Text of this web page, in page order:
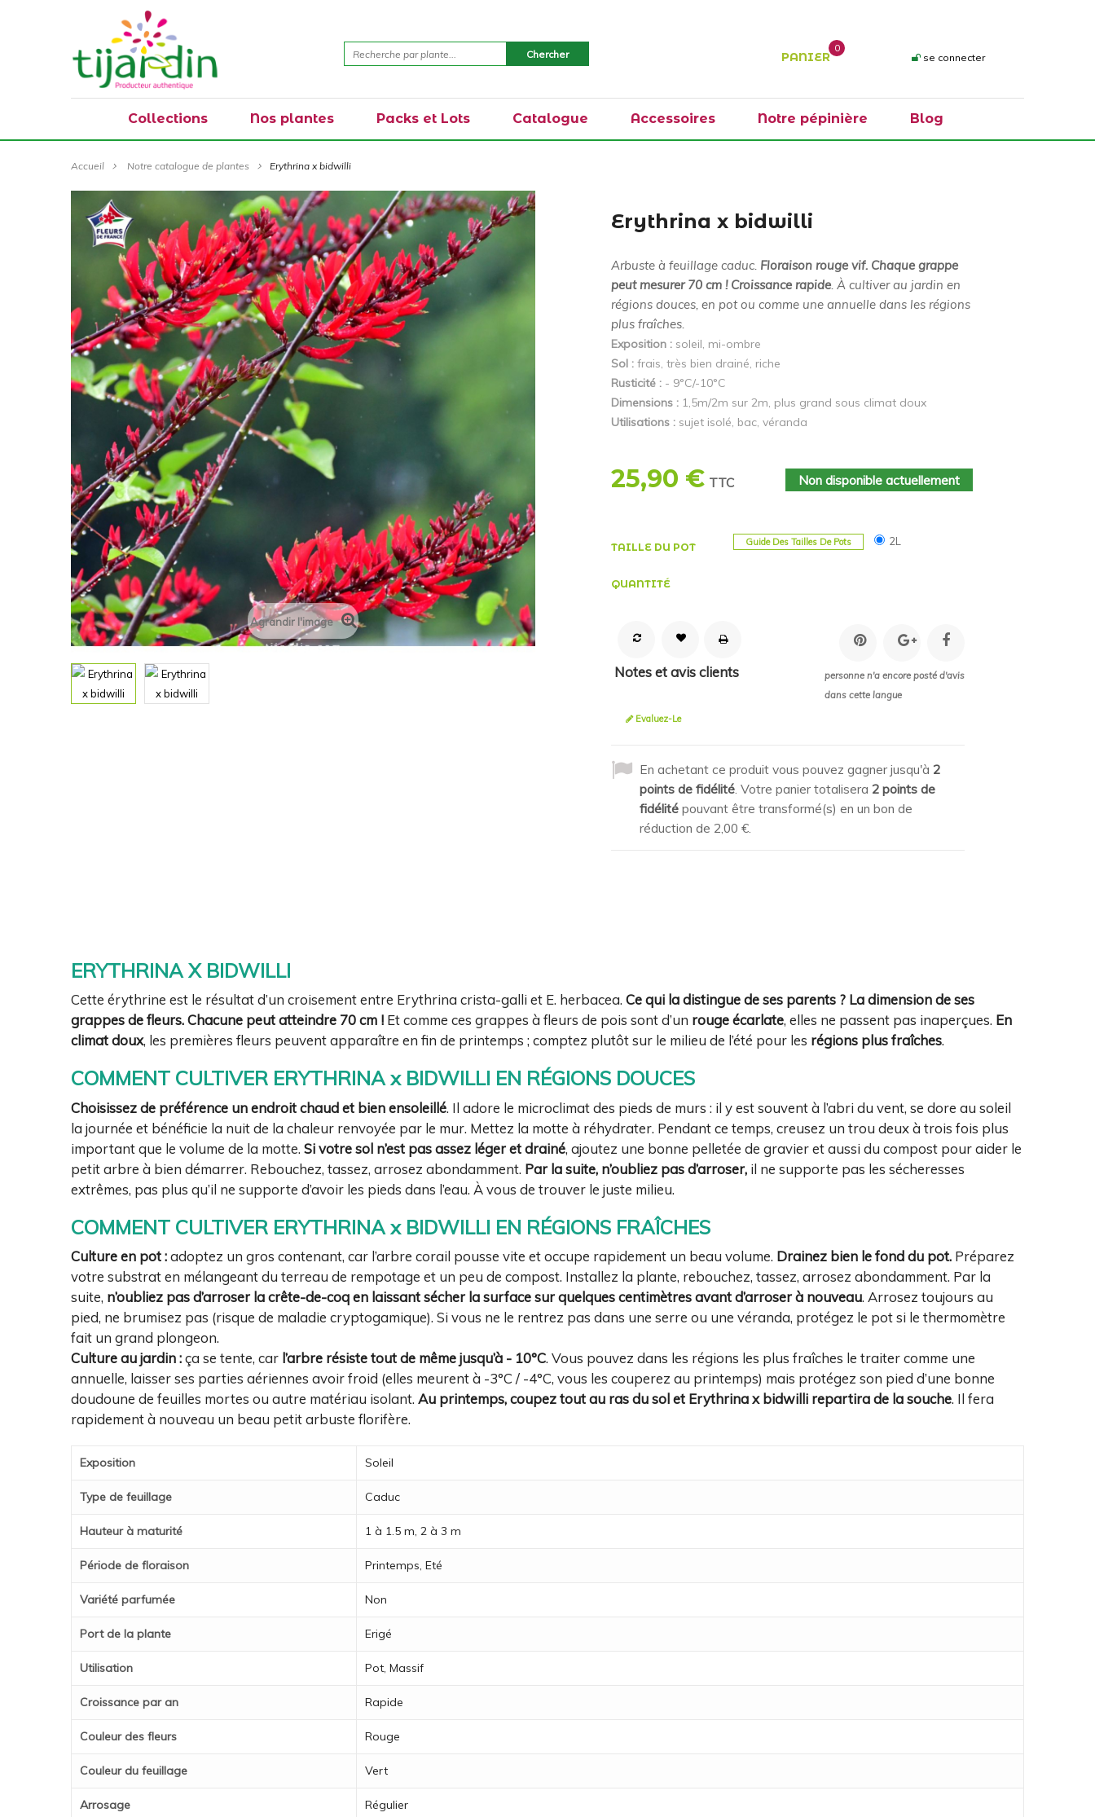
se connecter
PANIER
0
Collections Nos plantes Packs et Lots Catalogue Accessoires Notre pépinière Blog
Accueil Notre catalogue de plantes Erythrina x bidwilli
Agrandir l'image
Erythrina x bidwilli
Arbuste à feuillage caduc. Floraison rouge vif. Chaque grappe
peut mesurer 70 cm ! Croissance rapide. À cultiver au jardin en
régions douces, en pot ou comme une annuelle dans les régions
plus fraîches.
Exposition : soleil, mi-ombre
Sol : frais, très bien drainé, riche
Rusticité : - 9°C/-10°C
Dimensions : 1,5m/2m sur 2m, plus grand sous climat doux
Utilisations : sujet isolé, bac, véranda
Non disponible actuellement
25,90 € TTC
TAILLE DU POT Guide Des Tailles De Pots 2L
QUANTITÉ
Notes et avis clients
personne n'a encore posté d'avis
dans cette langue
Evaluez-Le
En achetant ce produit vous pouvez gagner jusqu'à 2
points de fidélité . Votre panier totalisera 2 points de
fidélité pouvant être transformé(s) en un bon de
réduction de 2,00 €
ERYTHRINA X BIDWILLI
Cette érythrine est le résultat d’un croisement entre Erythrina crista-galli et E. herbacea. Ce qui la distingue de ses parents ? La dimension de ses
grappes de fleurs. Chacune peut atteindre 70 cm ! Et comme ces grappes à fleurs de pois sont d’un rouge écarlate, elles ne passent pas inaperçues. En
climat doux, les premières fleurs peuvent apparaître en fin de printemps ; comptez plutôt sur le milieu de l’été pour les régions plus fraîches.
COMMENT CULTIVER ERYTHRINA x BIDWILLI EN RÉGIONS DOUCES
Choisissez de préférence un endroit chaud et bien ensoleillé. Il adore le microclimat des pieds de murs : il y est souvent à l’abri du vent, se dore au soleil
la journée et bénéficie la nuit de la chaleur renvoyée par le mur. Mettez la motte à réhydrater. Pendant ce temps, creusez un trou deux à trois fois plus
important que le volume de la motte. Si votre sol n’est pas assez léger et drainé, ajoutez une bonne pelletée de gravier et aussi du compost pour aider le
petit arbre à bien démarrer. Rebouchez, tassez, arrosez abondamment. Par la suite, n’oubliez pas d’arroser, il ne supporte pas les sécheresses
extrêmes, pas plus qu’il ne supporte d’avoir les pieds dans l’eau. À vous de trouver le juste milieu.
COMMENT CULTIVER ERYTHRINA x BIDWILLI EN RÉGIONS FRAÎCHES
Culture en pot :adoptez un gros contenant, car l’arbre corail pousse vite et occupe rapidement un beau volume. Drainez bien le fond du pot. Préparez
votre substrat en mélangeant du terreau de rempotage et un peu de compost. Installez la plante, rebouchez, tassez, arrosez abondamment. Par la
suite, n’oubliez pas d’arroser la crête-de-coq en laissant sécher la surface sur quelques centimètres avant d’arroser à nouveau. Arrosez toujours au
pied, ne brumisez pas (risque de maladie cryptogamique). Si vous ne le rentrez pas dans une serre ou une véranda, protégez le pot si le thermomètre
fait un grand plongeon.
Culture au jardin :ça se tente, car l’arbre résiste tout de même jusqu’à - 10°C. Vous pouvez dans les régions les plus fraîches le traiter comme une
annuelle, laisser ses parties aériennes avoir froid (elles meurent à -3°C / -4°C, vous les couperez au printemps) mais protégez son pied d’une bonne
doudoune de feuilles mortes ou autre matériau isolant. Au printemps, coupez tout au ras du sol et Erythrina x bidwilli repartira de la souche. Il fera
rapidement à nouveau un beau petit arbuste florifère.
Exposition Soleil
Type de feuillage Caduc
Hauteur à maturité 1 à 1.5 m, 2 à 3 m
Période de floraison Printemps, Eté
Variété parfumée Non
Port de la plante Erigé
Utilisation Pot, Massif
Croissance par an Rapide
Couleur des fleurs Rouge
Couleur du feuillage Vert
Arrosage Régulier